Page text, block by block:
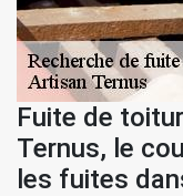
Fuite de
Ternus, le
les fuites